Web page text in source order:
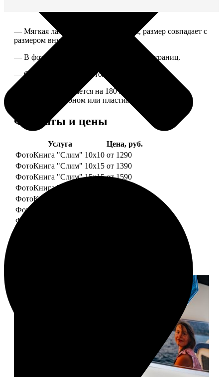
— Мягкая ламинированная обложка, размер совпадает с
размером внутреннего блока.
— В фотокниге может быть от 10 до 50 страниц.
— Страницы плотные, толщина 1 мм.
— Книга раскрывается на 180 градусов, развороты
укреплены картоном или пластиком.
Форматы и цены
Услуга
Цена, руб.
ФотоКнига "Слим" 10x10 от 1290
ФотоКнига "Слим" 10x15 от 1390
ФотоКнига "Слим" 15x15 от 1590
ФотоКнига "Слим" 15x20
ФотоКнига "Слим" 20x20
ФотоКнига "Слим" 20x30
ФотоКнига "Слим" 25x25